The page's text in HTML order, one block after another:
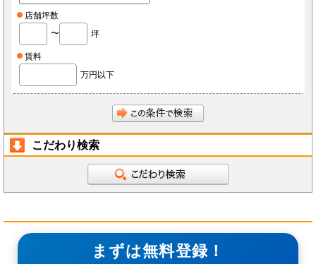
店舗坪数
〜
坪
賃料
万円以下
こだわり検索
まずは無料登録！